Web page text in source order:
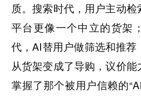
质。搜索时代，用户主动检
平台更像一个中立的货架
代，AI替用户做筛选和推荐
从货架变成了导购，议价
掌握了那个被用户信赖的